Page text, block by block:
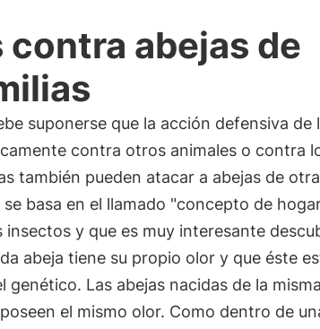
abejas de
suponerse que la acción defensiva de
contra otros animales o contra
también pueden atacar a abejas de
basa en el llamado "concepto de
y que es muy interesante
abeja tiene su propio olor y que éste
genético. Las abejas nacidas de la
el mismo olor. Como dentro de